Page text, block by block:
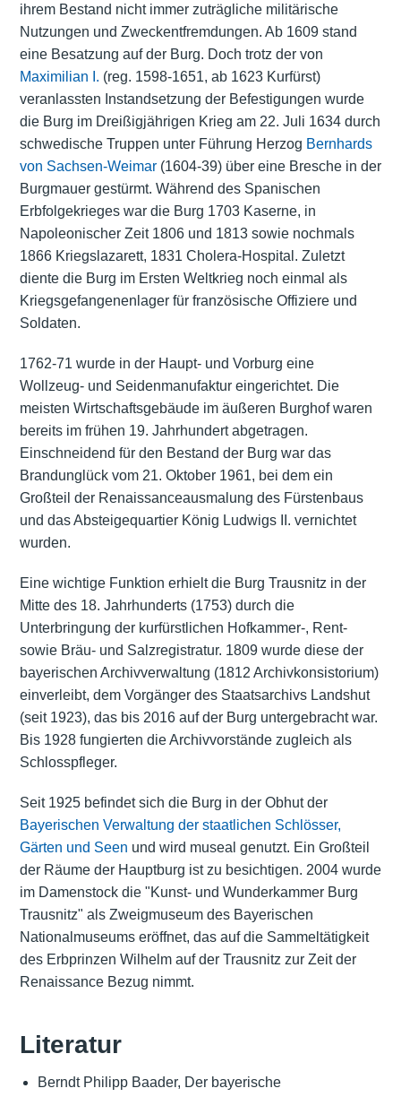
ihrem Bestand nicht immer zuträgliche militärische
Nutzungen und Zweckentfremdungen. Ab 1609 stand
eine Besatzung auf der Burg. Doch trotz der von
Maximilian I. (reg. 1598-1651, ab 1623 Kurfürst)
veranlassten Instandsetzung der Befestigungen wurde
die Burg im Dreißigjährigen Krieg am 22. Juli 1634 durch
schwedische Truppen unter Führung Herzog Bernhards
von Sachsen-Weimar(1604-39) über eine Bresche in der
Burgmauer gestürmt. Während des Spanischen
Erbfolgekrieges war die Burg 1703 Kaserne, in
Napoleonischer Zeit 1806 und 1813 sowie nochmals
1866 Kriegslazarett, 1831 Cholera-Hospital. Zuletzt
diente die Burg im Ersten Weltkrieg noch einmal als
Kriegsgefangenenlagerfür französische Offiziere und
Soldaten.
1762-71 wurde in der Haupt- und Vorburg eine
Wollzeug- und Seidenmanufaktur eingerichtet. Die
meisten Wirtschaftsgebäude im äußeren Burghof waren
bereits im frühen 19. Jahrhundert abgetragen.
Einschneidend für den Bestand der Burg war das
Brandunglück vom 21. Oktober 1961, bei dem ein
Großteil der Renaissanceausmalung des Fürstenbaus
und das Absteigequartier König Ludwigs II. vernichtet
wurden.
Eine wichtige Funktion erhielt die Burg Trausnitz in der
Mitte des 18. Jahrhunderts (1753) durch die
Unterbringung der kurfürstlichen Hofkammer-, Rent-
sowie Bräu- und Salzregistratur. 1809 wurde diese der
bayerischen Archivverwaltung (1812 Archivkonsistorium)
einverleibt, dem Vorgänger des Staatsarchivs Landshut
(seit 1923), das bis 2016 auf der Burg untergebracht war.
Bis 1928 fungierten die Archivvorstände zugleich als
Schlosspfleger.
Seit 1925 befindet sich die Burg in der Obhut der
Bayerischen Verwaltung der staatlichen Schlösser,
Gärten und Seen und wird museal genutzt. Ein Großteil
der Räume der Hauptburg ist zu besichtigen. 2004 wurde
im Damenstock die "Kunst- und Wunderkammer Burg
Trausnitz" als Zweigmuseum des Bayerischen
Nationalmuseums eröffnet, das auf die Sammeltätigkeit
des Erbprinzen Wilhelm auf der Trausnitz zur Zeit der
Renaissance Bezug nimmt.
Literatur
Berndt Philipp Baader, Der bayerische